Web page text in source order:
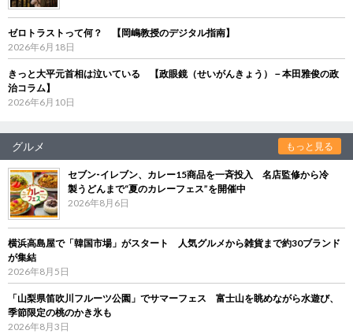
ゼロトラストって何？ 【岡嶋教授のデジタル指南】
2026年6月18日
きっと大平元首相は泣いている 【政眼鏡（せいがんきょう）－本田雅俊の政
治コラム】
2026年6月10日
グルメ もっと見る
セブン‐イレブン、カレー15商品を一斉投入 名店監修から冷
製うどんまで“夏のカレーフェス”を開催中
2026年8月6日
横浜高島屋で「韓国市場」がスタート 人気グルメから雑貨まで約30ブランド
が集結
2026年8月5日
「山梨県笛吹川フルーツ公園」でサマーフェス 富士山を眺めながら水遊び、
季節限定の桃のかき氷も
2026年8月3日